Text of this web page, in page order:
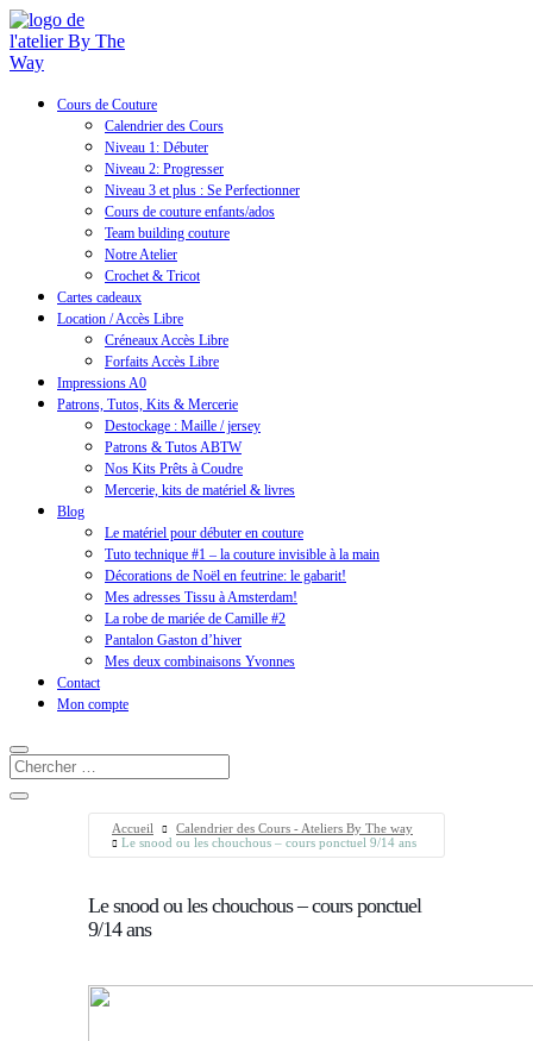
Cours de Couture
Calendrier des Cours
Niveau 1: Débuter
Niveau 2: Progresser
Niveau 3 et plus : Se Perfectionner
Cours de couture enfants/ados
Team building couture
Notre Atelier
Crochet & Tricot
Cartes cadeaux
Location / Accès Libre
Créneaux Accès Libre
Forfaits Accès Libre
Impressions A0
Patrons, Tutos, Kits & Mercerie
Destockage : Maille / jersey
Patrons & Tutos ABTW
Nos Kits Prêts à Coudre
Mercerie, kits de matériel & livres
Blog
Le matériel pour débuter en couture
Tuto technique #1 – la couture invisible à la main
Décorations de Noël en feutrine: le gabarit!
Mes adresses Tissu à Amsterdam!
La robe de mariée de Camille #2
Pantalon Gaston d’hiver
Mes deux combinaisons Yvonnes
Contact
Mon compte
Accueil
Calendrier des Cours - Ateliers By The way
Le snood ou les chouchous – cours ponctuel 9/14 ans
Le snood ou les chouchous – cours ponctuel
9/14 ans